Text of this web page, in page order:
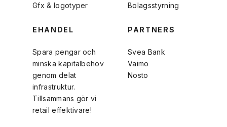
Gfx & logotyper
Bolagsstyrning
EHANDEL
Spara pengar och
minska kapitalbehov
genom delat
infrastruktur.
Tillsammans gör vi
retail effektivare!
PARTNERS
Svea Bank
Vaimo
Nosto